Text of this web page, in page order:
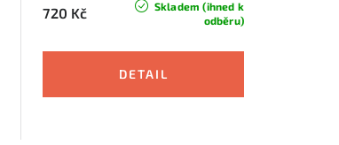
Skladem (ihned k
odběru)
720 Kč